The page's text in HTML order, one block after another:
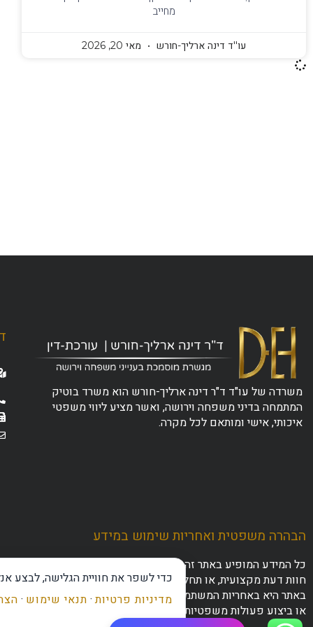
מחייב
עו''ד דינה ארליך-חורש מאי 20, 2026
משרדה של עו"ד ד"ר דינה ארליך-חורש הוא משרד בוטיק
המתמחה בדיני משפחה וירושה, ואשר מציע ליווי משפטי
איכותי, אישי ומותאם לכל מקרה.
הבהרה משפטית ואחריות שימוש במידע
כל המידע המופיע באתר זה נועד לצרכי ידע כללי והעשרה בלבד.
חוות דעת מקצועית, או תחליף לפנייה לייעוץ משפטי פרטני
באתר היא באחריות המשתמש בלבד, ומומלץ להתייעץ עם גורם
או ביצוע פעולות משפטיות.
כדי לשפר את חוויית הגלישה, לבצע
מדיניות פרטיות· תנאי שימוש ·
מקצועית, רגישה, מאד אמפטית.